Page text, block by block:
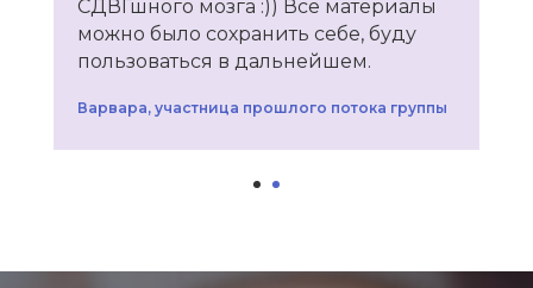
СДВГшного мозга :)) Все материалы
можно было сохранить себе, буду
пользоваться в дальнейшем.
Варвара, участница прошлого потока группы